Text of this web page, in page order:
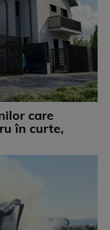
care
în curte,